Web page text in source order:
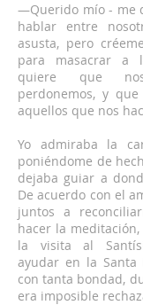
—Querido mío - me
hablar entre
asusta, pero
para masacrar a
quiere que
perdonemos, y
aquellos que nos
Yo admiraba la
poniéndome de
dejaba guiar a
De acuerdo con el
juntos a
hacer la
la visita al
ayudar en la
con tanta bondad,
era imposible